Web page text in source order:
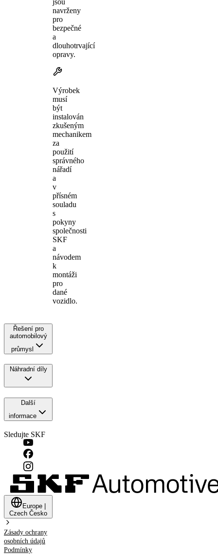
navrženy
pro
bezpečné
a
dlouhotrvající
opravy.
Výrobek
musí
být
instalován
zkušeným
mechanikem
za
použití
správného
nářadí
a
v
přísném
souladu
s
pokyny
společnosti
SKF
a
návodem
k
montáži
pro
dané
vozidlo.
Řešení pro
automobilový
průmysl
Náhradní díly
Další
informace
Sledujte SKF
Europe
Czech Česko
Zásady ochrany
osobních údajů
Podmínky